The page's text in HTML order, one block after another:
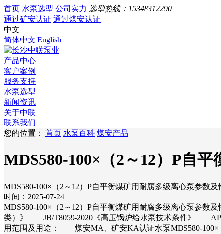
首页 水泵选型 公司实力 选型热线： 15348312290
通过矿安认证 通过煤安认证
中文
简体中文 English
产品中心
客户案例
服务支持
水泵选型
新闻资讯
关于中联
联系我们
您的位置： 首页 水泵百科 煤安产品
MDS580-100×（2～12）P自
MDS580-100×（2～12）P自平衡煤矿用耐腐多级离心泵参数及
时间：2025-07-24
MDS580-100×（2～12）P自平衡煤矿用耐腐多级离心泵
类）》 JB/T8059-2020《高压锅炉给水泵技术条件》
用范围及用途： 煤安MA、矿安KA认证水泵MDS580-100×